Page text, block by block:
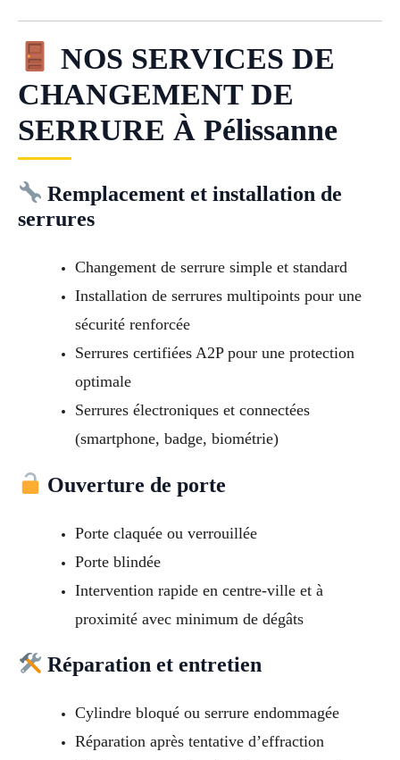
NOS SERVICES DE
CHANGEMENT DE
SERRURE À Pélissanne
Remplacement et installation de
serrures
Changement de serrure simple et standard
Installation de serrures multipoints pour une
sécurité renforcée
Serrures certifiées A2P pour une protection
optimale
Serrures électroniques et connectées
(smartphone, badge, biométrie)
Ouverture de porte
Porte claquée ou verrouillée
Porte blindée
Intervention rapide en centre-ville et à
proximité avec minimum de dégâts
Réparation et entretien
Cylindre bloqué ou serrure endommagée
Réparation après tentative d’effraction